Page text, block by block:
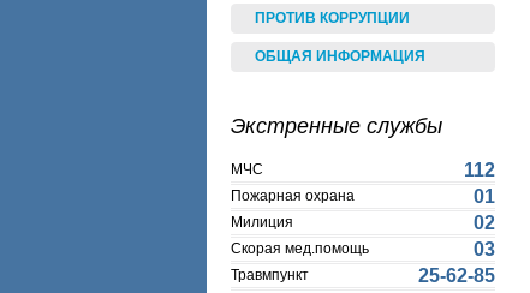
ПРОТИВ КОРРУПЦИИ
ОБЩАЯ ИНФОРМАЦИЯ
Экстренные службы
МЧС 112
Пожарная охрана 01
Милиция 02
Скорая мед.помощь 03
Травмпункт 25-62-85